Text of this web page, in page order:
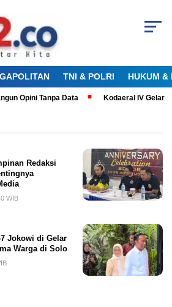
TNI & POLRI HUKUM &
Opini Tanpa Data Kodaeral IV Gelar
Redaksi
WIB
Jokowi di Gelar
Warga di Solo